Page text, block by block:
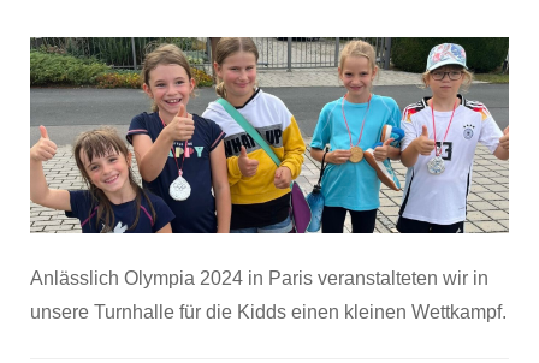
Anlässlich Olympia 2024 in Paris veranstalteten wir in
unsere Turnhalle für die Kidds einen kleinen Wettkampf.